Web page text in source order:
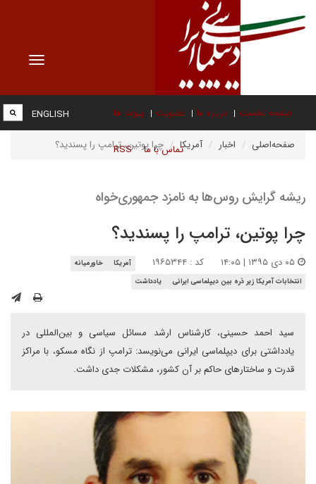
Toggle
صفحه نخست درباره ما عضویت پیوند ها
تماس با ما RSS
ENGLISH
صفحه‌اصلی اخبار آمریکا چرا پوتین، ترامپ را پسندید؟
ریشه‌ گرایش روس‌ها به نامزد جمهوری‌خواه
چرا پوتین، ترامپ را پسندید؟
کد : ۱۹۶۵۳۴۴ آمریکا
خاورمیانه
انتخابات آمریکا زیر ذره بین دیپلماسی ایرانی
یادداشت
سید احمد حسینی، کار‌شناس ارشد مسائل سیاسی و بین‌المللی در
یادداشتی برای دیپلماسی ایرانی می‌نویسد: ترامپ از نگاه مسکو، با مراکز
قدرت و ساختارهای حاکم بر آن کشور، مشکلات جدی داشت.